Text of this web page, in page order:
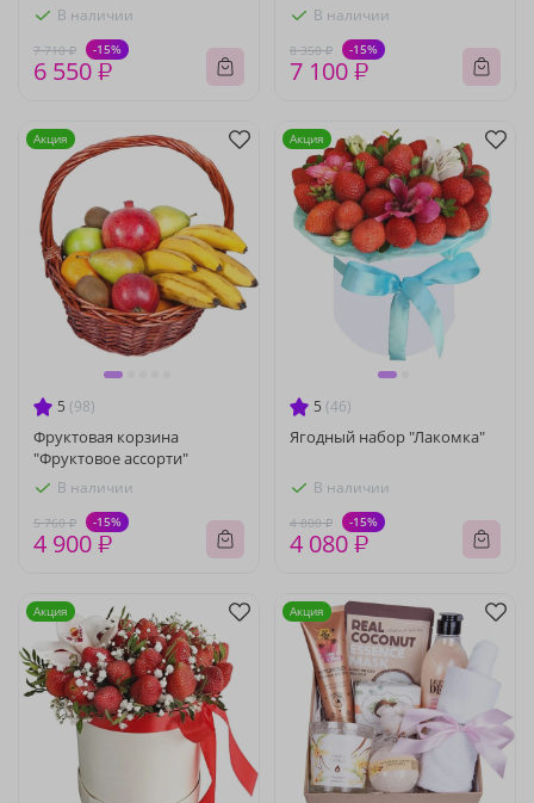
В наличии
7 710 ₽ -15%
6 550 ₽
В наличии
8 350 ₽ -15%
7 100 ₽
5 (98)
Фруктовая корзина
"Фруктовое ассорти"
В наличии
5 760 ₽ -15%
4 900 ₽
Акция
5 (46)
Ягодный набор "Лакомка"
В наличии
4 800 ₽ -15%
4 080 ₽
Акция
Акция Акция